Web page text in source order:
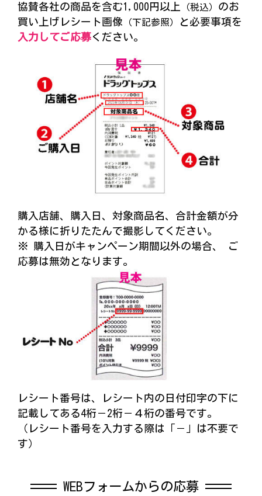
協賛各社の商品を含む1,000円以上
（税込） のお
買い上げレシート画像 （下記参照）
と必要事項を
入力してご応募ください。
購入店舗、購入日、対象商品名、合計金額が分
かる様に折りたたんで撮影してください。
※ 購入日がキャンペーン期間以外の場合、 ご
応募は無効となります。
レシート番号は、レシート内の日付印字の下に
記載してある4桁－2桁－４桁の番号です。
（レシート番号を入力する際は「－」は不要で
す）
WEBフォームからの応募